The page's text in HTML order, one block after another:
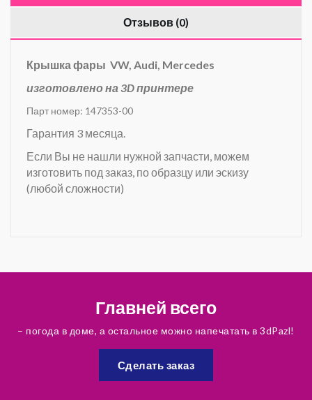
Отзывов (0)
Крышка фары VW, Audi, Mercedes
изготовлено на 3D принтере
Парт номер: 147353-00
Гарантия 3 месяца.
Если Вы не нашли нужной запчасти, можем
изготовить под заказ, по образцу или эскизу
(любой сложности)
Главней всего
– погода в доме, а остальное можно напечатать в 3dPazl!
Сделать заказ